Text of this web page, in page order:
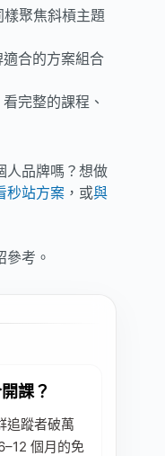
聚焦斜槓主題
合的方案組合
看完整的課程、
人品牌嗎？想做
秒站方案 ，或與
參考。
課？
追蹤者破萬
個月的免